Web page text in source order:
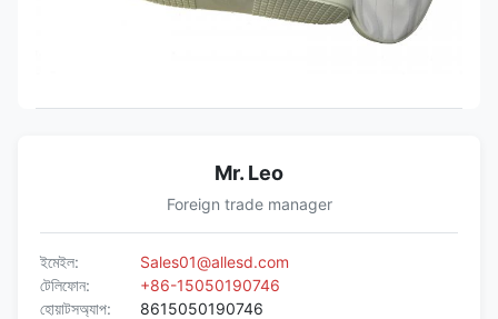
Mr. Leo
Foreign trade manager
ইমেইল:
Sales01@allesd.com
টেলিফোন:
+86-15050190746
হোয়াটসঅ্যাপ:
8615050190746